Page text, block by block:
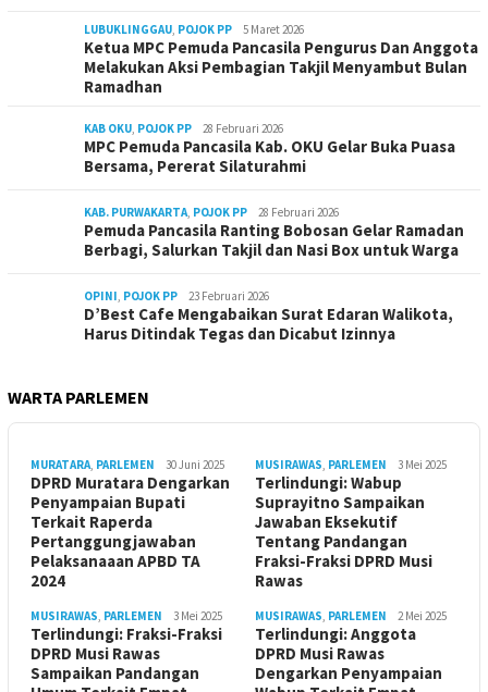
LUBUKLINGGAU, POJOK PP 5 Maret 2026
Ketua MPC Pemuda Pancasila Pengurus Dan Anggota
Melakukan Aksi Pembagian Takjil Menyambut Bulan
Ramadhan
KAB OKU, POJOK PP 28 Februari 2026
MPC Pemuda Pancasila Kab. OKU Gelar Buka Puasa
Bersama, Pererat Silaturahmi
KAB. PURWAKARTA, POJOK PP 28 Februari 2026
Pemuda Pancasila Ranting Bobosan Gelar Ramadan
Berbagi, Salurkan Takjil dan Nasi Box untuk Warga
OPINI, POJOK PP 23 Februari 2026
D’Best Cafe Mengabaikan Surat Edaran Walikota,
Harus Ditindak Tegas dan Dicabut Izinnya
WARTA PARLEMEN
MURATARA, PARLEMEN 30 Juni 2025
DPRD Muratara Dengarkan
Penyampaian Bupati
Terkait Raperda
Pertanggungjawaban
Pelaksanaaan APBD TA
2024
MUSIRAWAS, PARLEMEN 3 Mei 2025
Terlindungi: Wabup
Suprayitno Sampaikan
Jawaban Eksekutif
Tentang Pandangan
Fraksi-Fraksi DPRD Musi
Rawas
MUSIRAWAS, PARLEMEN 3 Mei 2025
Terlindungi: Fraksi-Fraksi
DPRD Musi Rawas
Sampaikan Pandangan
MUSIRAWAS, PARLEMEN 2 Mei 2025
Terlindungi: Anggota
DPRD Musi Rawas
Dengarkan Penyampaian